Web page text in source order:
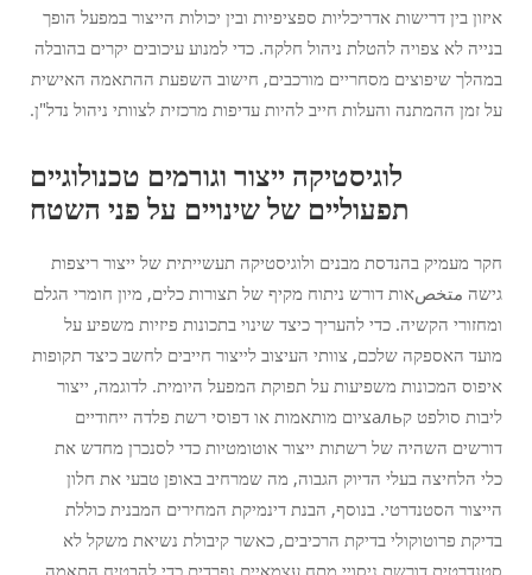
איזון בין דרישות אדריכליות ספציפיות ובין יכולות הייצור במפעל הופך
בנייה לא צפויה להטלת ניהול חלקה. כדי למנוע עיכובים יקרים בהובלה
במהלך שיפוצים מסחריים מורכבים, חישוב השפעת ההתאמה האישית
על זמן ההמתנה והעלות חייב להיות עדיפות מרכזית לצוותי ניהול נדל"ן.
לוגיסטיקה ייצור וגורמים טכנולוגיים
תפעוליים של שינויים על פני השטח
חקר מעמיק בהנדסת מבנים ולוגיסטיקה תעשייתית של ייצור ריצפות
גישה متخصאות דורש ניתוח מקיף של תצורות כלים, מיון חומרי הגלם
ומחזורי הקשיה. כדי להעריך כיצד שינוי בתכונות פיזיות משפיע על
מועד האספקה שלכם, צוותי העיצוב לייצור חייבים לחשב כיצד תקופות
איפוס המכונות משפיעות על תפוקת המפעל היומית. לדוגמה, ייצור
ליבות סולפט קальציום מותאמות או דפוסי רשת פלדה ייחודיים
דורשים השהיה של רשתות ייצור אוטומטיות כדי לסנכרן מחדש את
כלי הלחיצה בעלי הדיוק הגבוה, מה שמרחיב באופן טבעי את חלון
הייצור הסטנדרטי. בנוסף, הבנת דינמיקת המחירים המבנית כוללת
בדיקת פרוטוקולי בדיקת הרכיבים, כאשר קיבולת נשיאת משקל לא